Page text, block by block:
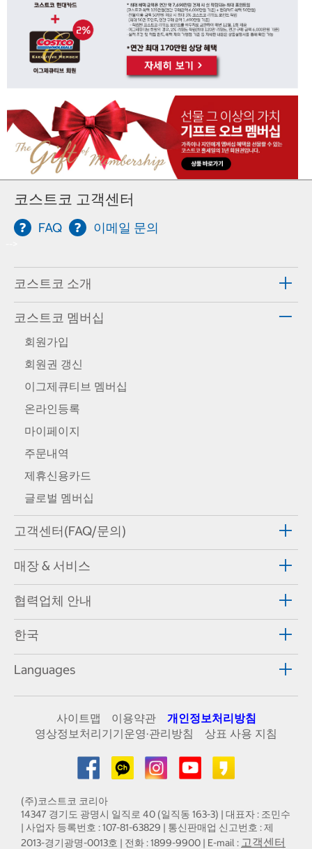
코스트코 고객센터
FAQ 이메일 문의
코스트코 소개
코스트코 멤버십
회원가입
회원권 갱신
이그제큐티브 멤버십
온라인등록
마이페이지
주문내역
제휴신용카드
글로벌 멤버십
고객센터(FAQ/문의)
매장 & 서비스
협력업체 안내
한국
Languages
사이트맵 이용약관
개인정보처리방침
영상정보처리기기운영·관리방침
상표 사용 지침
(주)코스트코 코리아
14347 경기도 광명시 일직로 40 (일직동 163-3) | 대표자 : 조민수
| 사업자 등록번호 : 107-81-63829 | 통신판매업 신고번호 : 제
2013-경기광명-0013호 | 전화 : 1899-9900 | E-mail : 고객센터